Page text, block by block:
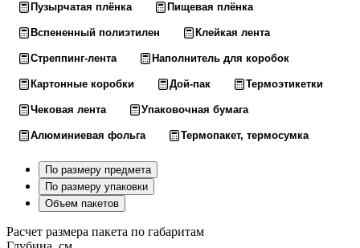
Пузырчатая плёнка Пищевая плёнка
Вспененный полиэтилен Клейкая лента
Стреппинг-лента Наполнитель для коробок
Картонные коробки Дой-пак Термоэтикетки
Чековая лента Упаковочная бумага
Алюминиевая фольга Термопакет, термосумка
По размеру предмета
По размеру упаковки
Объем пакетов
Расчет размера пакета по габаритам